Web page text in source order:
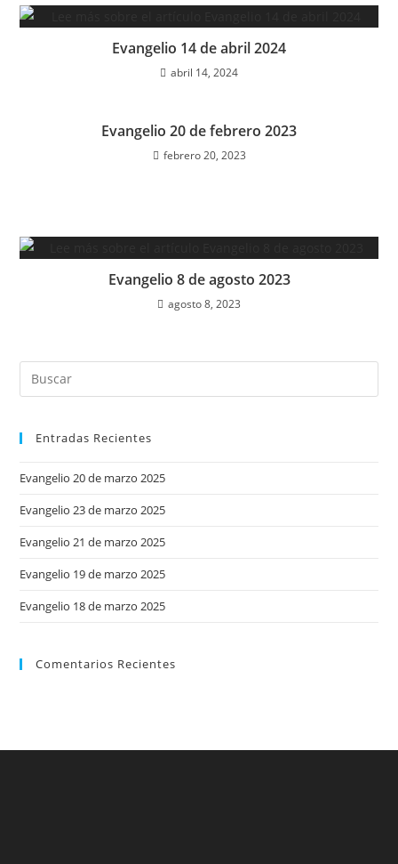
Evangelio 14 de abril 2024
abril 14, 2024
Evangelio 20 de febrero 2023
febrero 20, 2023
Evangelio 8 de agosto 2023
agosto 8, 2023
Entradas Recientes
Evangelio 20 de marzo 2025
Evangelio 23 de marzo 2025
Evangelio 21 de marzo 2025
Evangelio 19 de marzo 2025
Evangelio 18 de marzo 2025
Comentarios Recientes